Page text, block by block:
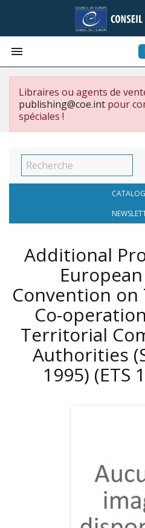

Libraires ou agents de
publishing@coe.int pour
spéciales !
Additional
Convention
Co-
Territorial
Authorities
1995) (ETS